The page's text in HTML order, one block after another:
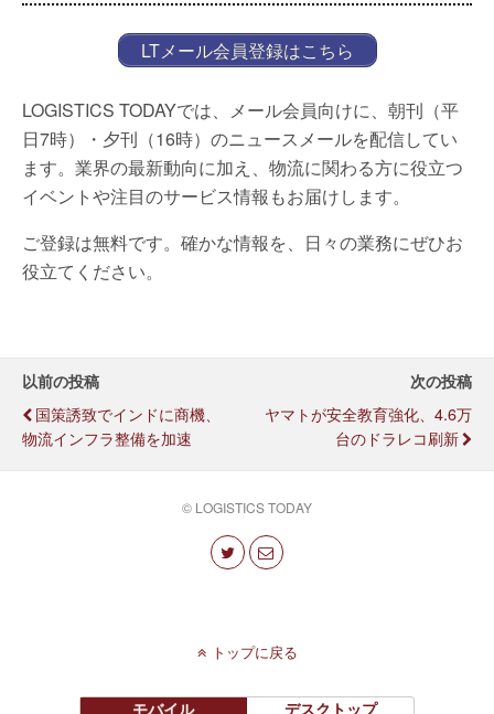
LTメール会員登録はこちら
LOGISTICS TODAYでは、メール会員向けに、朝刊（平
日7時）・夕刊（16時）のニュースメールを配信してい
ます。業界の最新動向に加え、物流に関わる方に役立つ
イベントや注目のサービス情報もお届けします。
ご登録は無料です。確かな情報を、日々の業務にぜひお
役立てください。
以前の投稿
国策誘致でインドに商機、
物流インフラ整備を加速
次の投稿
ヤマトが安全教育強化、4.6万
台のドラレコ刷新
© LOGISTICS TODAY
トップに戻る
モバイル デスクトップ